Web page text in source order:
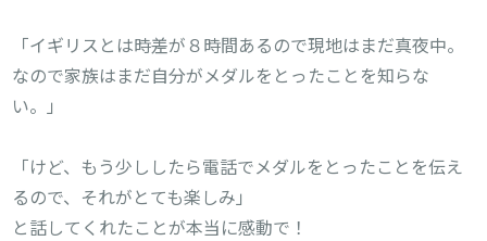
「イギリスとは時差が８時間あるので現地はまだ真夜中。
なので家族はまだ自分がメダルをとったことを知らな
い。」
「けど、もう少ししたら電話でメダルをとったことを伝え
るので、それがとても楽しみ」
と話してくれたことが本当に感動で！